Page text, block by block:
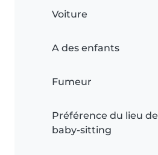
Voiture
A des enfants
Fumeur
Préférence du lieu de
baby-sitting